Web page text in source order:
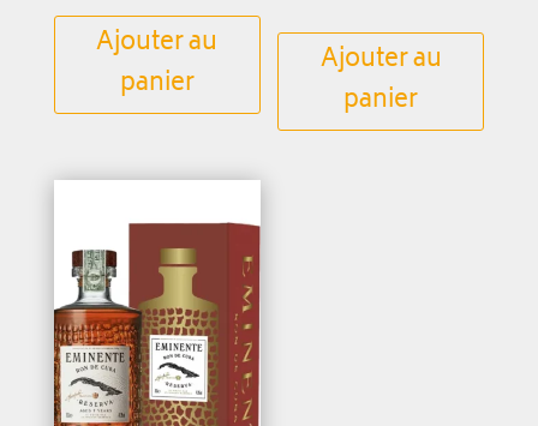
Ajouter au
panier
Ajouter au
panier